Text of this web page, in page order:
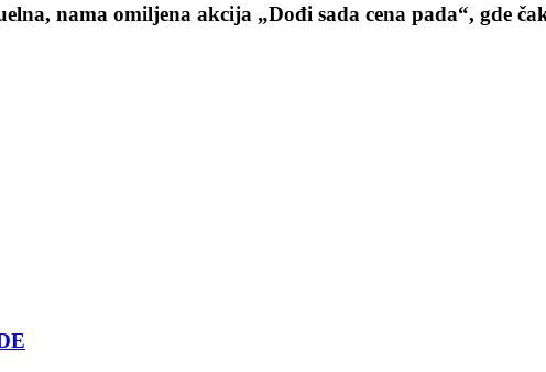
nama omiljena akcija „Dođi sada cena pada“, gde